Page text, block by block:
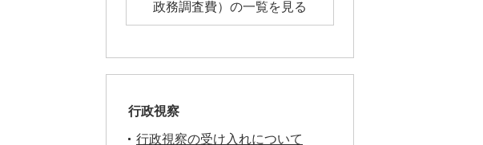
政務調査費）の一覧を見る
行政視察
行政視察の受け入れについて